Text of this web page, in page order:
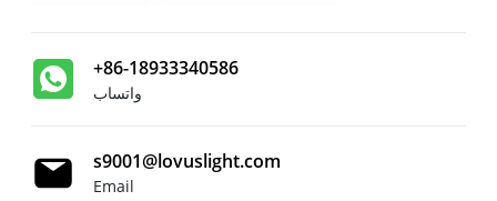
+86-18933340586
واتساب
s9001@lovuslight.com
Email